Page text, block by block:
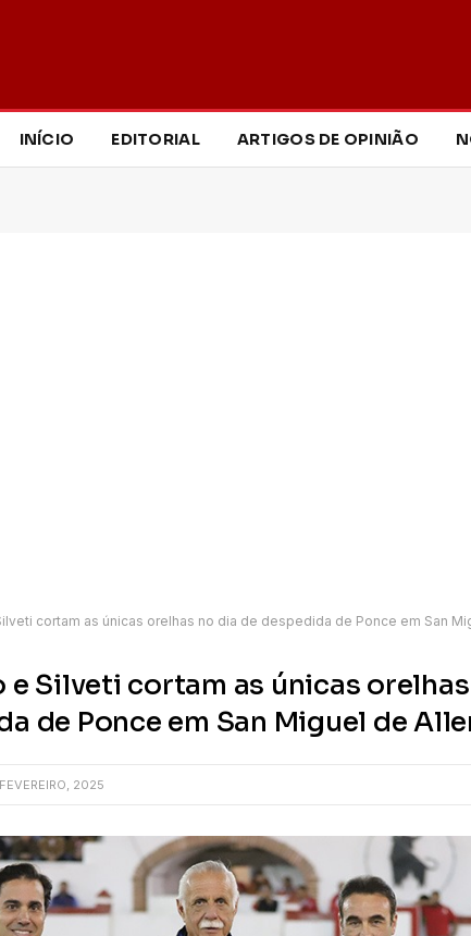
INÍCIO EDITORIAL ARTIGOS DE OPINIÃO
cortam as únicas orelhas no dia de despedida de Ponce em San
e Silveti cortam as únicas
de Ponce em San Miguel de
2025